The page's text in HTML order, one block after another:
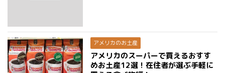
アメリカのお土産
アメリカのスーパーで買えるおすす
めお土産12選！在住者が選ぶ手軽に